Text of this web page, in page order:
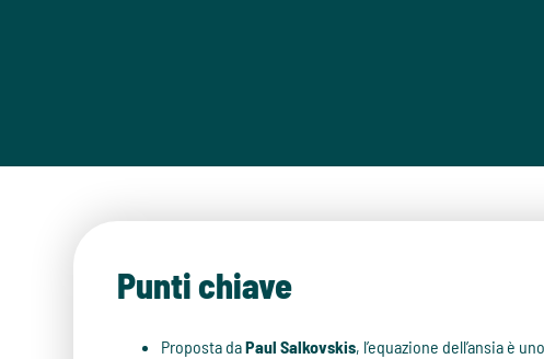
Punti chiave
Proposta daPaul Salkovskis, l’equazione dell’ansia è